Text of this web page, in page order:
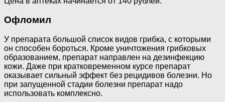
Офломил
У препарата большой список видов грибка, с которыми
он способен бороться. Кроме уничтожения грибковых
образованием, препарат направлен на дезинфекцию
кожи. Даже при кратковременном курсе препарат
оказывает сильный эффект без рецидивов болезни. Но
при запущенной стадии болезни препарат надо
использовать комплексно.